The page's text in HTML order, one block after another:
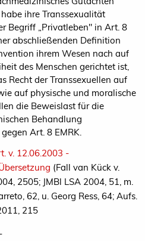
ihre Transsexualität
Begriff „Privatleben" in Art. 8
abschließenden Definition
ihrem Wesen nach auf
des Menschen gerichtet ist,
Recht der Transsexuellen auf
auf physische und moralische
die Beweislast für die
Behandlung
Art. 8 EMRK.
v. 12.06.2003 -
(Fall van Kück v.
2505; JMBl LSA 2004, 51, m.
62, u. Georg Ress, 64; Aufs.
215